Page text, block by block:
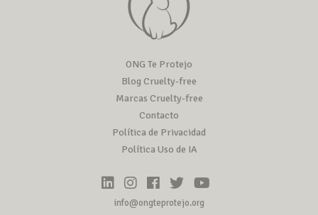
ONG Te Protejo
Blog Cruelty-free
Marcas Cruelty-free
Contacto
Política de Privacidad
Política Uso de IA
info@ongteprotejo.org